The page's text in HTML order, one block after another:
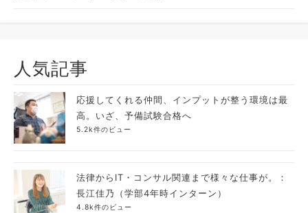
人気記事
応援してくれる仲間、インプットが整う環境は最
高。いざ、予備試験合格へ
5.2k件のビュー
法律からIT・コンサル関連まで様々な仕事が。：
長江佳乃（学部4年時インターン）
4.8k件のビュー